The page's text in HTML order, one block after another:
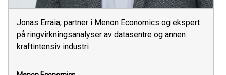
Jonas Erraia, partner i Menon Economics og ekspert
på ringvirkningsanalyser av datasentre og annen
kraftintensiv industri